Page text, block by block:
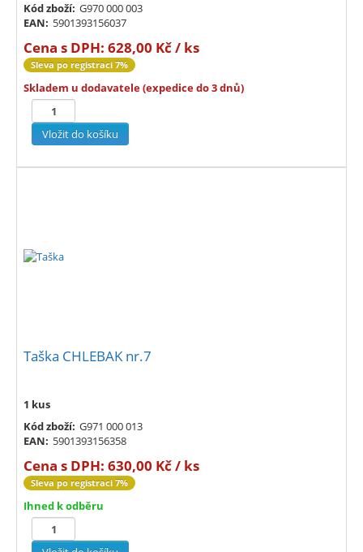
Kód zboží: G970 000 003
EAN: 5901393156037
Cena s DPH: 628,00 Kč / ks
Sleva po registraci 7%
Skladem u dodavatele (expedice do 3 dnů)
Taška CHLEBAK nr.7
1 kus
Kód zboží: G971 000 013
EAN: 5901393156358
Cena s DPH: 630,00 Kč / ks
Sleva po registraci 7%
Ihned k odběru